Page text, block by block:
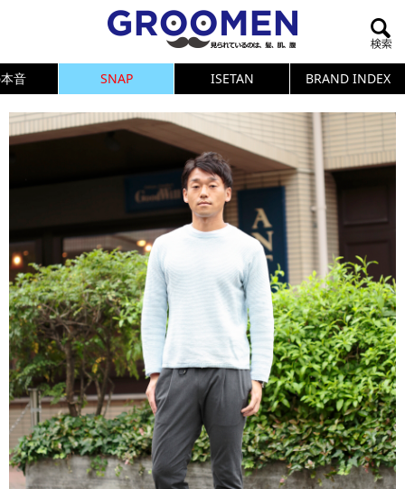
音 SNAP ISETAN BRAND INDEX